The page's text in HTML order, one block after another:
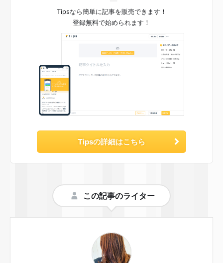
Tipsなら簡単に記事を販売できます！
登録無料で始められます！
Tipsの詳細はこちら
この記事のライター